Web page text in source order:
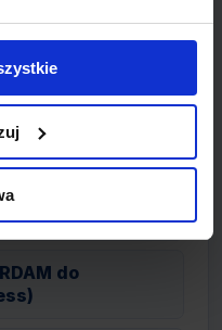
do
do
do